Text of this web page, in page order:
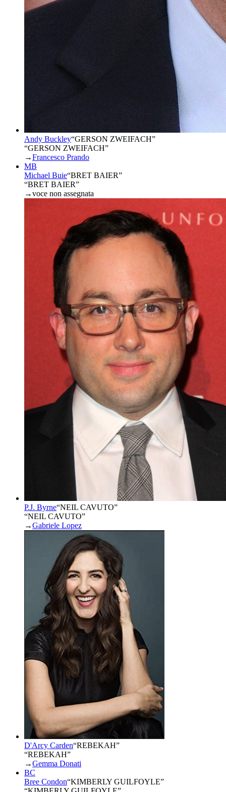
Andy Buckley“GERSON ZWEIFACH”
“GERSON ZWEIFACH”
→Francesco Prando
MB
Michael Buie“BRET BAIER”
“BRET BAIER”
→voce non assegnata
P.J. Byrne“NEIL CAVUTO”
“NEIL CAVUTO”
→Gabriele Lopez
D'Arcy Carden“REBEKAH”
“REBEKAH”
→Gemma Donati
BC
Bree Condon“KIMBERLY GUILFOYLE”